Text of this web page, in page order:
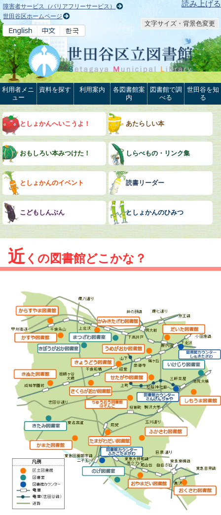
本文へ 読み上げる
障害者サービス（バリアフリーサービス）
世田谷区ホームページ
文字サイズ・背景色変更
利用者メニ
ュー
資料を探す 利用案内
各図書館案
内
図書館で調
べる
世田谷を知
る
近 くの図書館どこかな？
としょかんへいこうよ！ あたらしい本
おもしろい本みつけた！ しらべもの・リンク集
としょかんのイベント 読書リーダー
こどもしんぶん としょかんのひみつ